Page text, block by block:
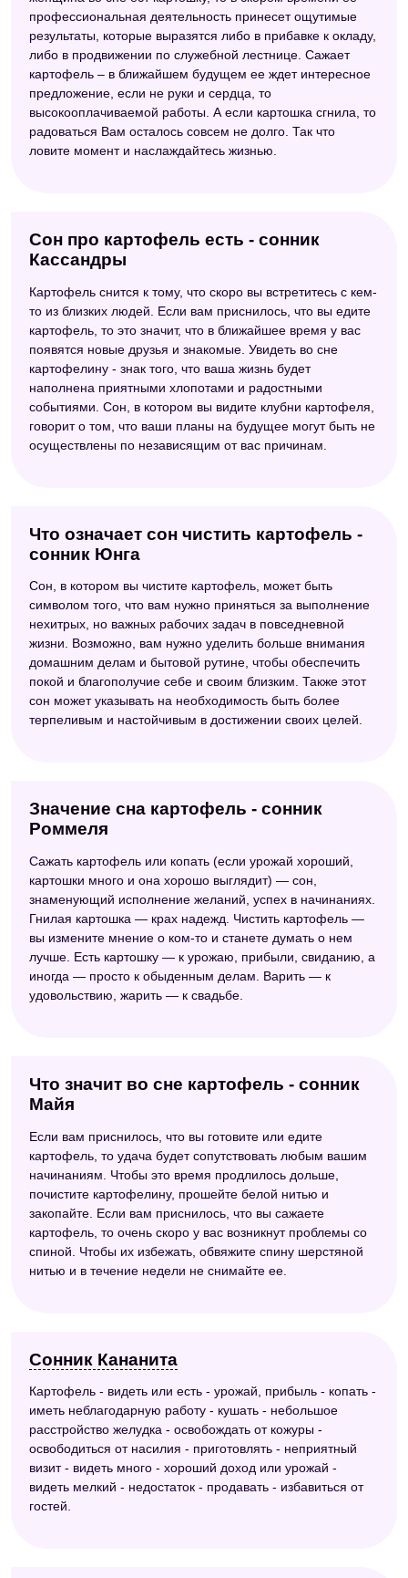
профессиональная деятельность принесет ощутимые
результаты, которые выразятся либо в прибавке к окладу,
либо в продвижении по служебной лестнице. Сажает
картофель – в ближайшем будущем ее ждет интересное
предложение, если не руки и сердца, то
высокооплачиваемой работы. А если картошка сгнила, то
радоваться Вам осталось совсем не долго. Так что
ловите момент и наслаждайтесь жизнью.
Сон про картофель есть - сонник
Кассандры
Картофель снится к тому, что скоро вы встретитесь с кем-
то из близких людей. Если вам приснилось, что вы едите
картофель, то это значит, что в ближайшее время у вас
появятся новые друзья и знакомые. Увидеть во сне
картофелину - знак того, что ваша жизнь будет
наполнена приятными хлопотами и радостными
событиями. Сон, в котором вы видите клубни картофеля,
говорит о том, что ваши планы на будущее могут быть не
осуществлены по независящим от вас причинам.
Что означает сон чистить картофель -
сонник Юнга
Сон, в котором вы чистите картофель, может быть
символом того, что вам нужно приняться за выполнение
нехитрых, но важных рабочих задач в повседневной
жизни. Возможно, вам нужно уделить больше внимания
домашним делам и бытовой рутине, чтобы обеспечить
покой и благополучие себе и своим близким. Также этот
сон может указывать на необходимость быть более
терпеливым и настойчивым в достижении своих целей.
Значение сна картофель - сонник
Роммеля
Сажать картофель или копать (если урожай хороший,
картошки много и она хорошо выглядит) — сон,
знаменующий исполнение желаний, успех в начинаниях.
Гнилая картошка — крах надежд. Чистить картофель —
вы измените мнение о ком-то и станете думать о нем
лучше. Есть картошку — к урожаю, прибыли, свиданию, а
иногда — просто к обыденным делам. Варить — к
удовольствию, жарить — к свадьбе.
Что значит во сне картофель - сонник
Майя
Если вам приснилось, что вы готовите или едите
картофель, то удача будет сопутствовать любым вашим
начинаниям. Чтобы это время продлилось дольше,
почистите картофелину, прошейте белой нитью и
закопайте. Если вам приснилось, что вы сажаете
картофель, то очень скоро у вас возникнут проблемы со
спиной. Чтобы их избежать, обвяжите спину шерстяной
нитью и в течение недели не снимайте ее.
Сонник Кананита
Картофель - видеть или есть - урожай, прибыль - копать -
иметь неблагодарную работу - кушать - небольшое
расстройство желудка - освобождать от кожуры -
освободиться от насилия - приготовлять - неприятный
визит - видеть много - хороший доход или урожай -
видеть мелкий - недостаток - продавать - избавиться от
гостей.